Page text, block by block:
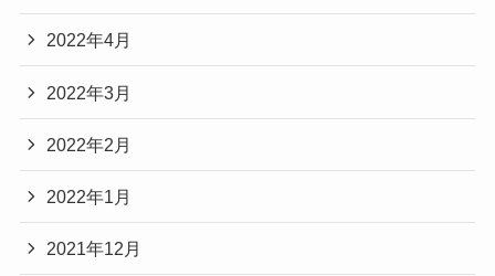
2022年4月
2022年3月
2022年2月
2022年1月
2021年12月